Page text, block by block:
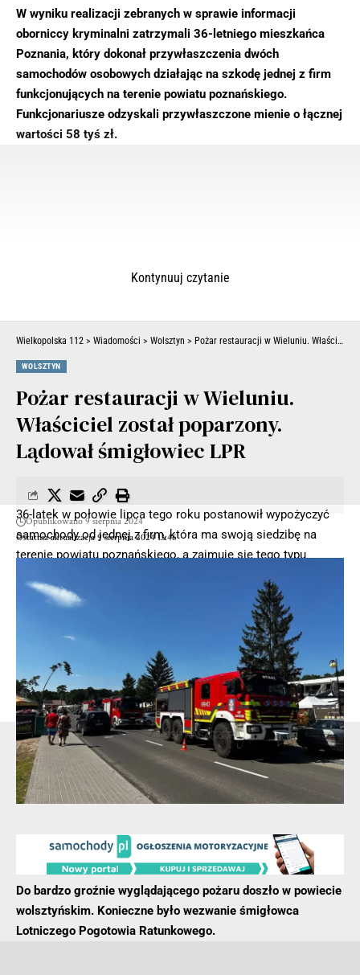
W wyniku realizacji zebranych w sprawie informacji
oborniccy kryminalni zatrzymali 36-letniego mieszkańca
Poznania, który dokonał przywłaszczenia dwóch
samochodów osobowych działając na szkodę jednej z firm
funkcjonujących na terenie powiatu poznańskiego.
Funkcjonariusze odzyskali przywłaszczone mienie o łącznej
wartości 58 tyś zł.
36-latek w połowie lipca tego roku postanowił wypożyczyć
samochody od jednej z firm, która ma swoją siedzibę na
terenie powiatu poznańskiego, a zajmuje się tego typu
pojazdów i unikał kontaktu z przedstawicielami
Właściciel pojazdów w żaden sposób nie był w stanie
odzyskać utraconego mienia, dlatego ostatecznie
powiadomił obornickich policjantów o popełnieniu
przestępstwa. Oszacował on straty na łączną kwotę 58 tyś zł.
- Reklama -
Kontynuuj czytanie
Wielkopolska 112 > Wiadomości > Wolsztyn > Pożar restauracji w Wieluniu. Właściciel został poparzony. Lądował śmigłowiec LPR
WOLSZTYN
Pożar restauracji w Wieluniu.
Właściciel został poparzony.
Lądował śmigłowiec LPR
Ostatnia aktualizacja 9 sierpnia 2024 13:46
Opublikowano 9 sierpnia 2024
Do bardzo groźnie wyglądającego pożaru doszło w powiecie
wolsztyńskim. Konieczne było wezwanie śmigłowca
Lotniczego Pogotowia Ratunkowego.